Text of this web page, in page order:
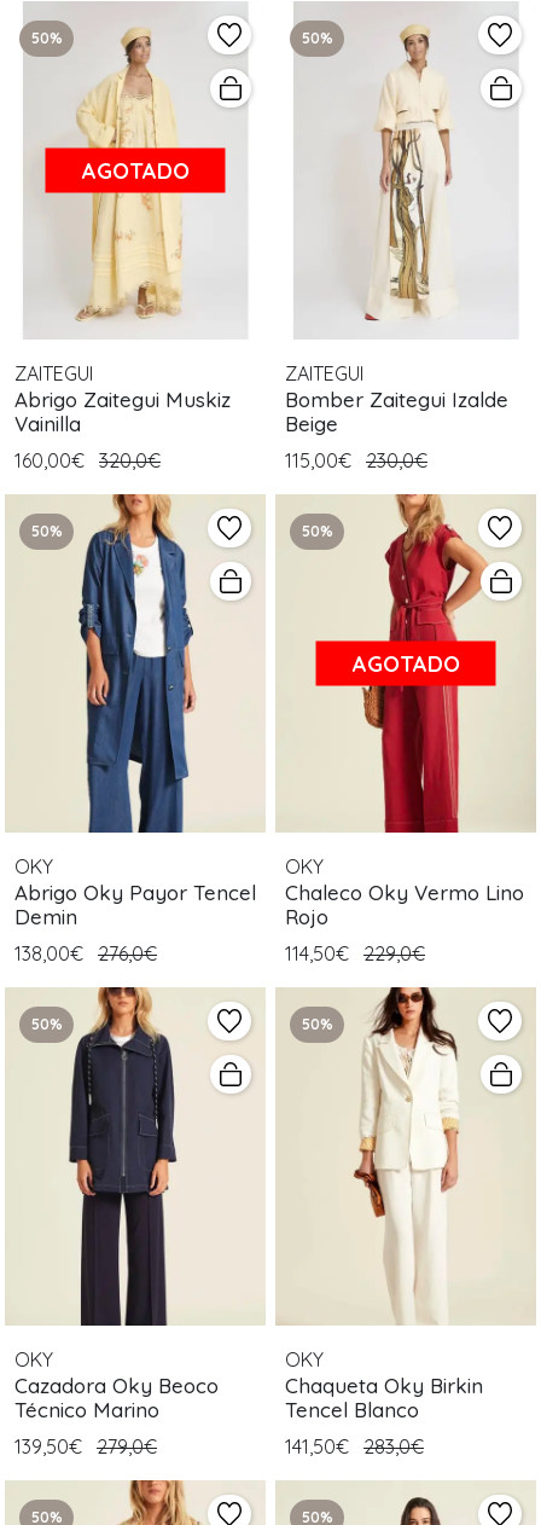
50%
AGOTADO
ZAITEGUI
Abrigo Zaitegui Muskiz
Vainilla
160,00€ 320,0€
50%
ZAITEGUI
Bomber Zaitegui Izalde
Beige
115,00€ 230,0€
50%
OKY
Abrigo Oky Payor Tencel
Demin
138,00€ 276,0€
50%
AGOTADO
OKY
Chaleco Oky Vermo Lino
Rojo
114,50€ 229,0€
50%
OKY
Cazadora Oky Beoco
Técnico Marino
139,50€ 279,0€
50%
OKY
Chaqueta Oky Birkin
Tencel Blanco
141,50€ 283,0€
50% 50%